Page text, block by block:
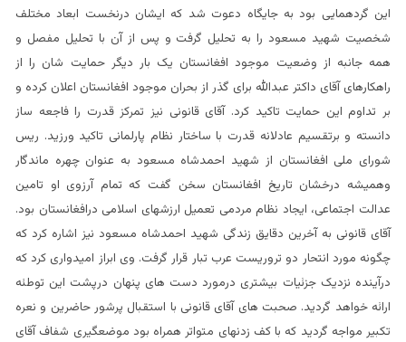
این گردهمایی بود به جایگاه دعوت شد که ایشان درنخست ابعاد مختلف
شخصیت شهید مسعود را به تحلیل گرفت و پس از آن با تحلیل مفصل و
همه جانبه از وضعیت موجود افغانستان یک بار دیگر حمایت شان را از
راهکارهای آقای داکتر عبدالله برای گذر از بحران موجود افغانستان اعلان کرده و
بر تداوم این حمایت تاکید کرد. آقای قانونی نیز تمرکز قدرت را فاجعه ساز
دانسته و برتقسیم عادلانه قدرت با ساختار نظام پارلمانی تاکید ورزید. ریس
شورای ملی افغانستان از شهید احمدشاه مسعود به عنوان چهره ماندگار
وهمیشه درخشان تاریخ افغانستان سخن گفت که تمام آرزوی او تامین
عدالت اجتماعی، ایجاد نظام مردمی تعمیل ارزشهای اسلامی درافغانستان بود.
آقای قانونی به آخرین دقایق زندگی شهید احمدشاه مسعود نیز اشاره کرد که
چگونه مورد انتحار دو تروریست عرب تبار قرار گرفت. وی ابراز امیدواری کرد که
درآینده نزدیک جزئیات بیشتری درمورد دست های پنهان درپشت این توطئه
ارائه خواهد گردید. صحبت های آقای قانونی با استقبال پرشور حاضرین و نعره
تکبیر مواجه گردید که با کف زدنهای متواتر همراه بود موضعگیری شفاف آقای